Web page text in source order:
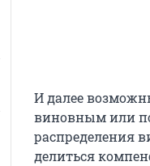
И далее
виновным или
распределения
делиться